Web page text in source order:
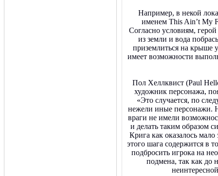
Например, в некой
именем This Ain’t My
Согласно условиям,
из земли и вода
приземлиться на крыше
имеет возможности
Пол Хеллквист (Paul
художник персонажа,
«Это случается, по
нежели иные персонажи.
враги не имели
и делать таким образом
Крига как оказалось
этого шага содержится в
подбросить игрока на
подмена, так как до